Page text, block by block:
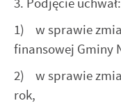
1) w sprawie
finansowej Gminy
2) w sprawie
rok,
internetowej. Treści
stronach podmiotów
partnerami oraz
w charakterze
postaci wiadomości,
społecznościowych.